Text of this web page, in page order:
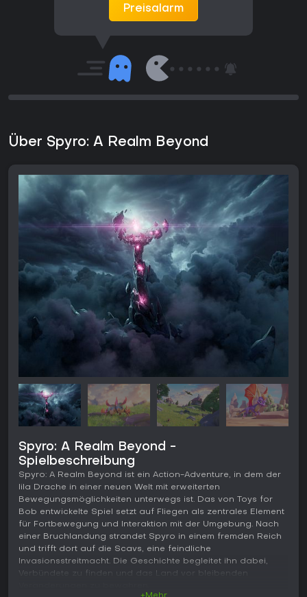
Preisalarm
Über Spyro: A Realm Beyond
Spyro: A Realm Beyond -
Spielbeschreibung
Spyro: A Realm Beyond ist ein Action-Adventure, in dem der
lila Drache in einer neuen Welt mit erweiterten
Bewegungsmöglichkeiten unterwegs ist. Das von Toys for
Bob entwickelte Spiel setzt auf Fliegen als zentrales Element
für Fortbewegung und Interaktion mit der Umgebung. Nach
einer Bruchlandung strandet Spyro in einem fremden Reich
und trifft dort auf die Scavs, eine feindliche
Invasionsstreitmacht. Die Geschichte begleitet ihn dabei,
Verbündete zu finden und das Land vor bleibenden